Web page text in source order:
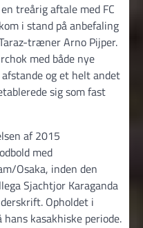
treårig aftale med FC
i stand på anbefaling
træner Arno Pijper.
med både nye
og et helt andet
sig som fast
af 2015
med
Osaka, inden den
Sjachtjor Karaganda
Opholdet i
kasakhiske periode.